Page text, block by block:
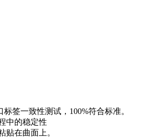
签一致性测试，100%符合标准。
中的稳定性
贴在曲面上。